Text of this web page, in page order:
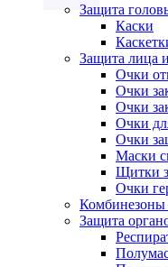
Защита
Каски
Защита лица
Очки
Очки
Очки
Очки
Очки
Маски
Щитки
Очки
Защита